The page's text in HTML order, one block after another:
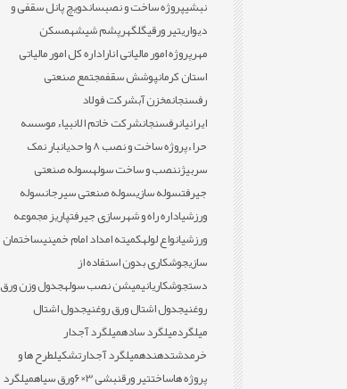
نبشیپروژه ساخت و نصبساندویچ پانل سقفی و
دیواریتیر ورقیگلگهرپشم شیشهمسکن
مهرپروژه امور مالیاتی اناراداره کل امور مالیاتی
استان کرمانپوشش سقفمجتمع صنعتی
رفسنجانمخزن آبشرکت فولاد
ایرانیانرفسنجانشرکت خاتم الانبیاء موسسه
حراءپروژه ساخت و نصب 8 واحدی
انبار نمک
سربیژننصب و ساخت سولهسوله صنعتی
جیرفتسوله سازیسوله صنعتی سیرجانسوله
ورزشیاداره راه و شهرسازی جیرفتپاریز مجموعه
ورزشیانواع لولهکمیته امداد امام خمینیساختمان
سازیجوشکاری بدون استفاده از
دستجوشکاریانیمیشن نصب سولهجدول وزن ورق
روغنیجدول اشتال ورق روغنیجدول اشتال
میلگردمیلگرد سادهمیلگرد آجدار
خرمدشتدهندهمیلگرد آجدارتشکیلطرح ها و
پروژه هاساختتیر ورقنبشی 3×6 ورق سیاهمیلگرد